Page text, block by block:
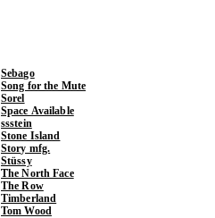
Sebago
Song for the Mute
Sorel
Space Available
ssstein
Stone Island
Story mfg.
Stüssy
The North Face
The Row
Timberland
Tom Wood